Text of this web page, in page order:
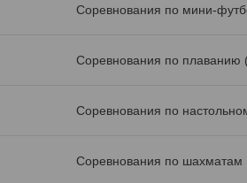
Соревнования по мини-
Соревнования по плаванию
Соревнования по
Соревнования по шахматам